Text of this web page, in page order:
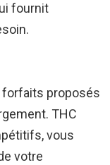
fournit
forfaits proposés
THC
vous
votre